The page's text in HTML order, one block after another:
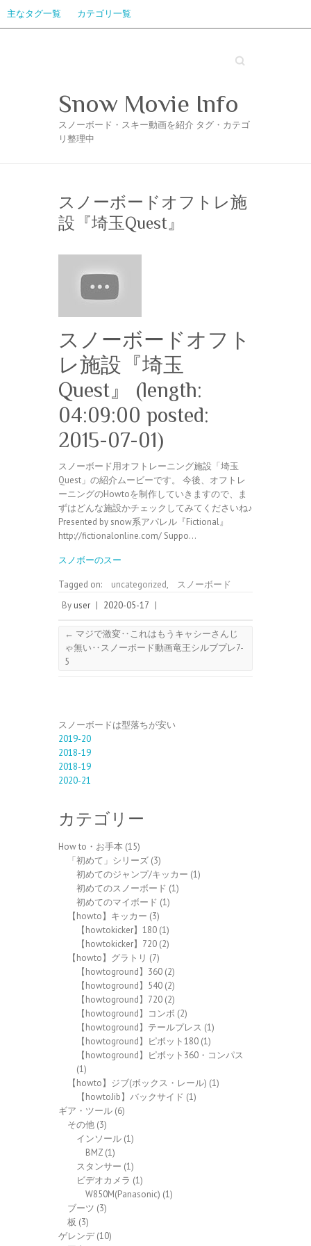
主なタグ一覧 カテゴリ一覧
Search
Snow Movie Info
スノーボード・スキー動画を紹介 タグ・カテゴ
リ整理中
スノーボードオフトレ施
設『埼玉Quest』
スノーボードオフト
レ施設『埼玉
Quest』 (length:
04:09:00 posted:
2015-07-01)
スノーボード用オフトレーニング施設「埼玉
Quest」の紹介ムービーです。 今後、オフトレ
ーニングのHowtoを制作していきますので、ま
ずはどんな施設かチェックしてみてくださいね♪
Presented by snow系アパレル『Fictional』
http://fictionalonline.com/ Suppo…
スノボーのスー
Tagged on: uncategorized,
スノーボード
By user | 2020-05-17 |
← マジで激変‥これはもうキャシーさんじ
ゃ無い‥スノーボード動画竜王シルブプレ7-
5
スノーボードは型落ちが安い
2019-20
2018-19
2018-19
2020-21
カテゴリー
How to・お手本 (15)
「初めて」シリーズ (3)
初めてのジャンプ/キッカー (1)
初めてのスノーボード (1)
初めてのマイボード (1)
【howto】キッカー (3)
【howtokicker】180 (1)
【howtokicker】720 (2)
【howto】グラトリ (7)
【howtoground】360 (2)
【howtoground】540 (2)
【howtoground】720 (2)
【howtoground】コンボ (2)
【howtoground】テールプレス (1)
【howtoground】ピボット180 (1)
【howtoground】ピボット360・コンパス
(1)
【howto】ジブ(ボックス・レール) (1)
【howtoJib】バックサイド (1)
ギア・ツール (6)
その他 (3)
インソール (1)
BMZ (1)
スタンサー (1)
ビデオカメラ (1)
W850M(Panasonic) (1)
ブーツ (3)
板 (3)
ゲレンデ(10)